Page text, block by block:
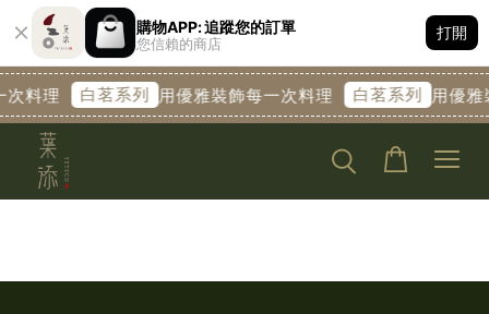
購物APP: 追蹤您的訂單
您信賴的商店
打開
次料理 白茗系列 用優雅裝飾每一次料理 白茗系列 用優雅